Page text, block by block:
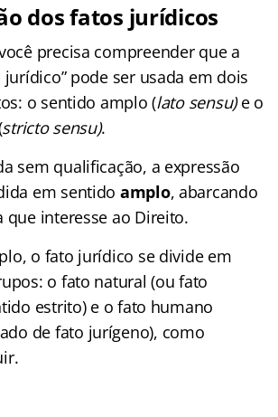
dos fatos jurídicos
precisa compreender que a
jurídico” pode ser usada em dois
o sentido amplo (lato sensu)e o
stricto sensu).
sem qualificação, a expressão
em sentido amplo, abarcando
que interesse ao Direito.
o fato jurídico se divide em
o fato natural (ou fato
estrito) e o fato humano
de fato jurígeno), como